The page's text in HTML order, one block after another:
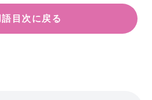
語目次に戻る